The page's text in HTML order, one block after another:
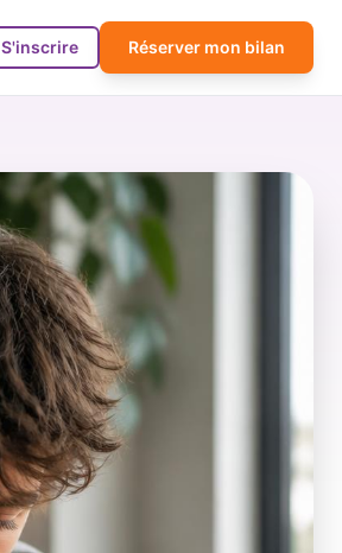
S'inscrire Réserver mon bilan